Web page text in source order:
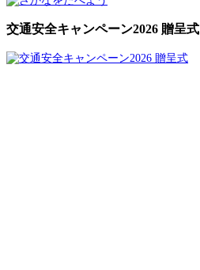
交通安全キャンペーン2026 贈呈式